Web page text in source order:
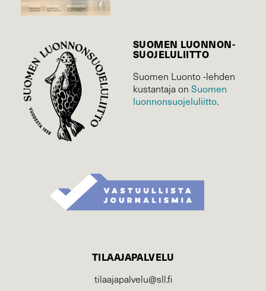
SUOMEN LUONNON­
SUOJELU­LIITTO
Suomen Luonto -lehden
kustantaja on Suomen
luonnonsuojelu­liitto.
TILAAJAPALVELU
tilaajapalvelu@sll.fi